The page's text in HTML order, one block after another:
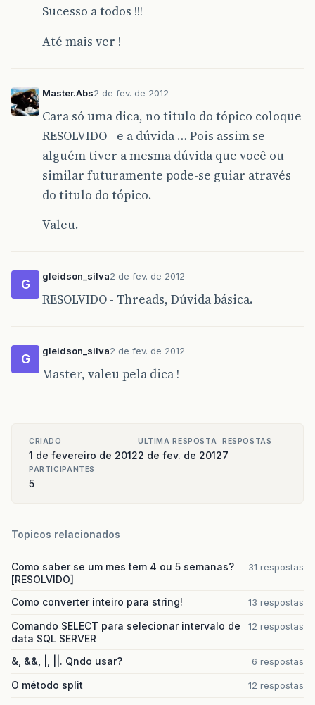
Sucesso a todos !!!
Até mais ver !
Master.Abs2 de fev. de 2012
Cara só uma dica, no titulo do tópico coloque
RESOLVIDO - e a dúvida … Pois assim se
alguém tiver a mesma dúvida que você ou
similar futuramente pode-se guiar através
do titulo do tópico.
Valeu.
G
gleidson_silva2 de fev. de 2012
RESOLVIDO - Threads, Dúvida básica.
G
gleidson_silva2 de fev. de 2012
Master, valeu pela dica !
CRIADO
1 de fevereiro de 2012
ULTIMA RESPOSTA
2 de fev. de 2012
RESPOSTAS
7
PARTICIPANTES
5
Topicos relacionados
Como saber se um mes tem 4 ou 5 semanas?
[RESOLVIDO]
31 respostas
Como converter inteiro para string! 13 respostas
Comando SELECT para selecionar intervalo de
data SQL SERVER
12 respostas
&, &&, |, ||. Qndo usar? 6 respostas
O método split 12 respostas